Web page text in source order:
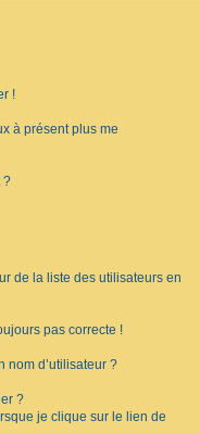
!
à présent plus me
?
de la liste des utilisateurs en
pas correcte !
nom d’utilisateur ?
?
je clique sur le lien de